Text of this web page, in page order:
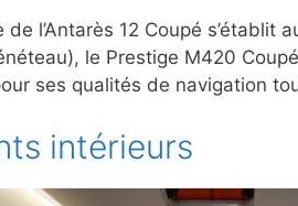
l’Antarès 12 Coupé
le Prestige M420
ses qualités de navigation
intérieurs